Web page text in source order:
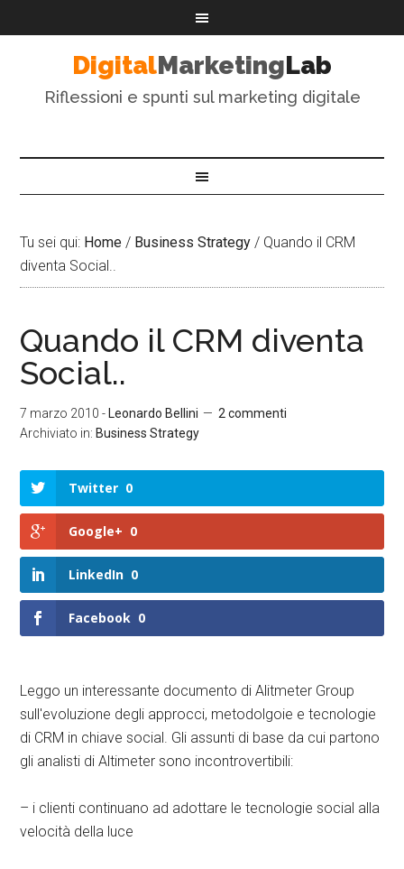
DigitalMarketingLab
Riflessioni e spunti sul marketing digitale
Tu sei qui: Home / Business Strategy / Quando il CRM
diventa Social..
Quando il CRM diventa
Social..
7 marzo 2010 - Leonardo Bellini
2 commenti
Archiviato in: Business Strategy
Twitter 0
Google+ 0
LinkedIn 0
Facebook 0
Leggo un interessante documento di Alitmeter Group
sull'evoluzione degli approcci, metodolgoie e tecnologie
di CRM in chiave social. Gli assunti di base da cui partono
gli analisti di Altimeter sono incontrovertibili:
– i clienti continuano ad adottare le tecnologie social alla
velocità della luce